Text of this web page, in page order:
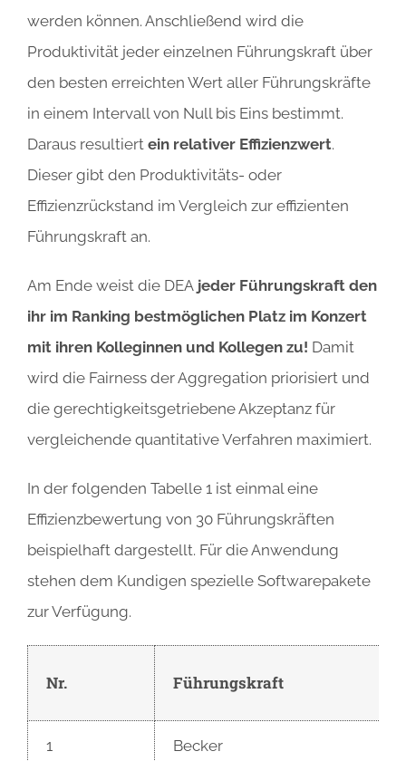
werden können. Anschließend wird die
Produktivität jeder einzelnen Führungskraft über
den besten erreichten Wert aller Führungskräfte
in einem Intervall von Null bis Eins bestimmt.
Daraus resultiert ein relativer Effizienzwert.
Dieser gibt den Produktivitäts- oder
Effizienzrückstand im Vergleich zur effizienten
Führungskraft an.
Am Ende weist die DEA jeder Führungskraft den
ihr im Ranking bestmöglichen Platz im Konzert
mit ihren Kolleginnen und Kollegen zu! Damit
wird die Fairness der Aggregation priorisiert und
die gerechtigkeitsgetriebene Akzeptanz für
vergleichende quantitative Verfahren maximiert.
In der folgenden Tabelle 1 ist einmal eine
Effizienzbewertung von 30 Führungskräften
beispielhaft dargestellt. Für die Anwendung
stehen dem Kundigen spezielle Softwarepakete
zur Verfügung.
Nr. Führungskraft
1 Becker